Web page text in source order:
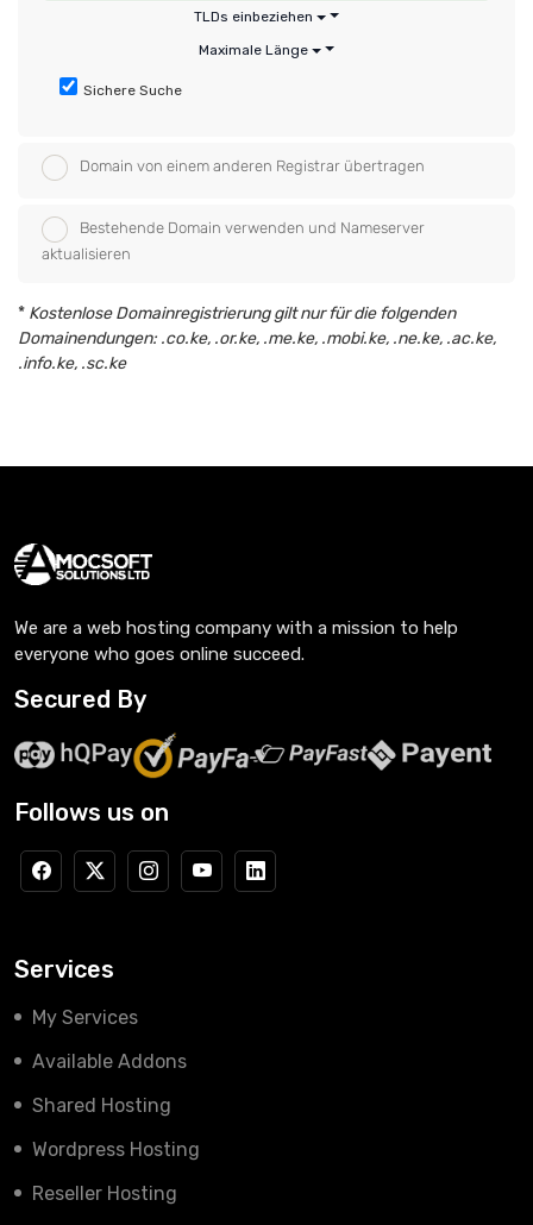
TLDs einbeziehen
Maximale Länge
Sichere Suche
Domain von einem anderen Registrar übertragen
Bestehende Domain verwenden und Nameserver
aktualisieren
* Kostenlose Domainregistrierung gilt nur für die folgenden
Domainendungen: .co.ke, .or.ke, .me.ke, .mobi.ke, .ne.ke, .ac.ke,
.info.ke, .sc.ke
We are a web hosting company with a mission to help
everyone who goes online succeed.
Secured By
Follows us on
Services
My Services
Available Addons
Shared Hosting
Wordpress Hosting
Reseller Hosting